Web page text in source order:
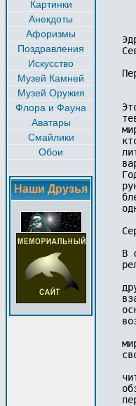
Картинки
Анекдоты
Афоризмы
Поздравления
Искусство
Музей Камней
Музей Оружия
Флора и Фауна
Аватары
Смайлики
Обои
Наши Друзья
В
В